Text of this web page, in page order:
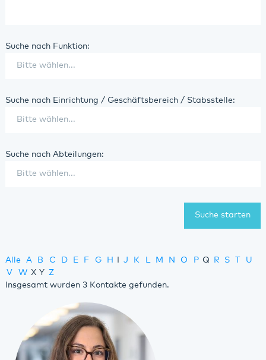
Suche nach Funktion:
Suche nach Einrichtung / Geschäftsbereich / Stabsstelle:
Suche nach Abteilungen:
Alle A B C D E F G H J K L M N O P Q R S
U
V
W X Y Z
Insgesamt wurden 3 Kontakte gefunden.